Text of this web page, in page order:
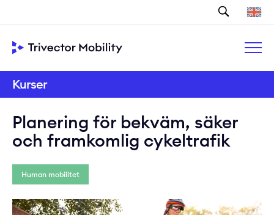
Sök
Kurser
Planering för bekväm, säker
och framkomlig cykeltrafik
Human mobilitet